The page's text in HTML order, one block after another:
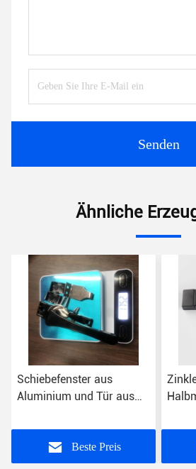
Senden
Ähnliche
Schiebefenster aus
Aluminium und Tür aus
Halbmondschloss mit
Haken aus Zinklegierung
Beste Preis
Villa